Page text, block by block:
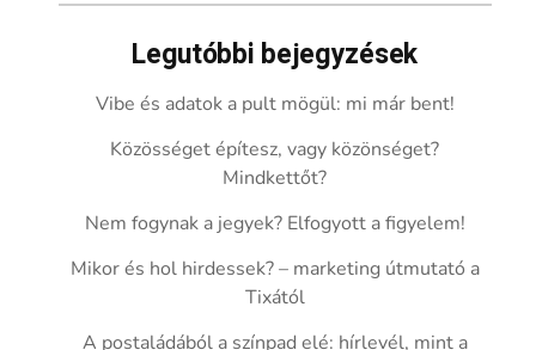
Legutóbbi bejegyzések
Vibe és adatok a pult mögül: mi már bent!
Közösséget építesz, vagy közönséget?
Mindkettőt?
Nem fogynak a jegyek? Elfogyott a figyelem!
Mikor és hol hirdessek? – marketing útmutató a
Tixától
A postaládából a színpad elé: hírlevél, mint a